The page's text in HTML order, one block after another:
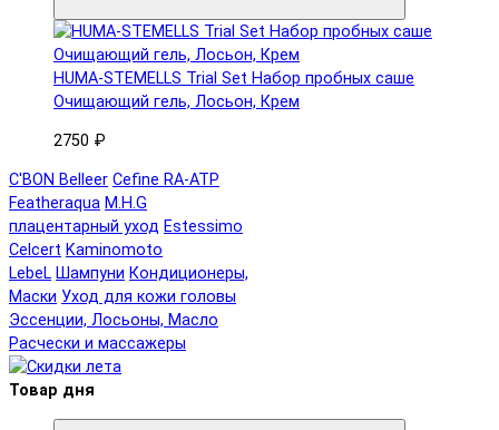
HUMA-STEMELLS Trial Set Набор пробных саше
Очищающий гель, Лосьон, Крем
2750 ₽
C'BON Belleer Cefine RA-ATP
Featheraqua M.H.G
плацентарный уход Estessimo
Celcert Kaminomoto
LebeL Шампуни Кондиционеры,
Маски Уход для кожи головы
Эссенции, Лосьоны, Масло
Расчески и массажеры
Товар дня